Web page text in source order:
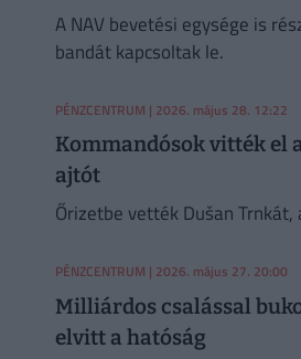
A NAV bevetési egysége is
bandát kapcsoltak le.
PÉNZCENTRUM | 2026. május 28. 12:22
Kommandósok vitték el
ajtót
Őrizetbe vették Dušan
PÉNZCENTRUM | 2026. május 27. 20:00
Milliárdos csalással
elvitt a hatóság